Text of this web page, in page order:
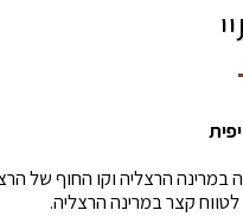
במרינה הרצליה וקו החוף של
קצר במרינה הרצליה.